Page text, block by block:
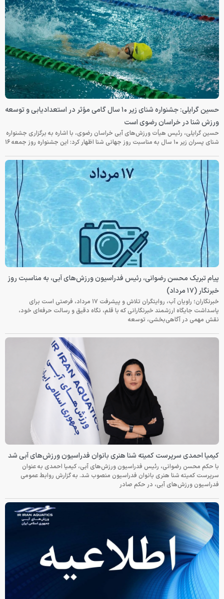
حسین گرایلی: جشنواره شنای زیر ۱۰ سال گامی مؤثر در استعدادیابی و توسعه
ورزش شنا در خراسان رضوی است
حسین گرایلی، رئیس هیأت ورزش‌های آبی خراسان رضوی، با اشاره به برگزاری جشنواره
شنای پسران زیر ۱۰ سال به مناسبت روز جهانی شنا اظهار کرد: این جشنواره روز جمعه‌ ۱۶
پیام تبریک محسن رضوانی، رئیس فدراسیون ورزش‌های آبی، به مناسبت روز
خبرنگار (۱۷ مرداد)
خبرنگاران؛ راویان آب، روایتگران تلاش و پیشرفت ۱۷ مرداد، فرصتی است برای
پاسداشت جایگاه ارزشمند خبرنگارانی که با قلم، نگاه دقیق و رسالت حرفه‌ای خود،
نقش مهمی در آگاهی‌بخشی، توسعه
کیمیا احمدی سرپرست کمیته شنا هنری بانوان فدراسیون ورزش‌های آبی شد
با حکم محسن رضوانی، رئیس فدراسیون ورزش‌های آبی، کیمیا احمدی به عنوان
سرپرست کمیته شنا هنری بانوان فدراسیون منصوب شد. به گزارش روابط عمومی
فدراسیون ورزش‌های آبی، در حکم صادر